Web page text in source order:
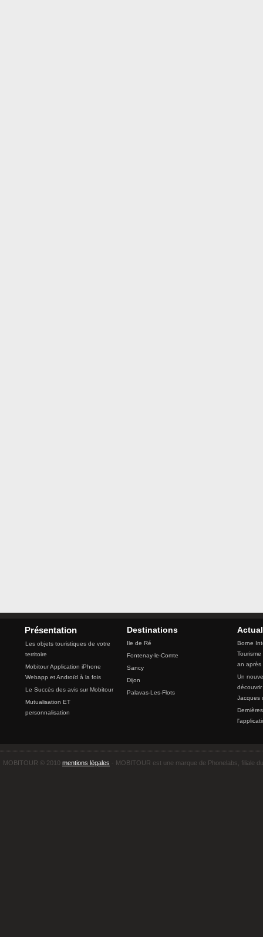
Présentation
Les objets touristiques de votre
territoire
Mobitour Application iPhone
Webapp et Androïd à la fois
Le Succès des avis sur Mobitour
Mutualisation ET
personnalisation
Destinations
Ile de Ré
Fontenay-le-Comte
Sancy
Dijon
Palavas-Les-Flots
Borne
an après
Un
Jacques
MOBITOUR © 2010 mentions légales - MOBITOUR est une marque de Phonelabs, filiale